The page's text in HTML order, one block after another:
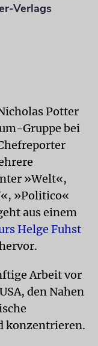
Verlags
Potter
Gruppe bei
»Welt«,
»Politico«
aus einem
Helge Fuhst
Arbeit vor
den Nahen
konzentrieren.